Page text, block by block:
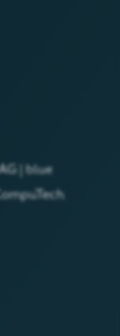
| blue